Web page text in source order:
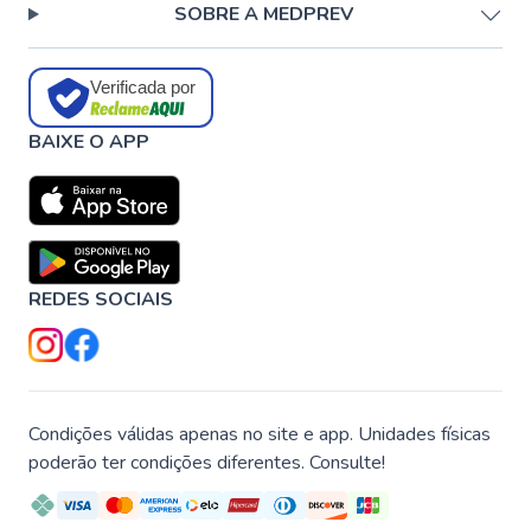
SOBRE A MEDPREV
Verificada por
BAIXE O APP
REDES SOCIAIS
Condições válidas apenas no site e app. Unidades físicas
poderão ter condições diferentes. Consulte!